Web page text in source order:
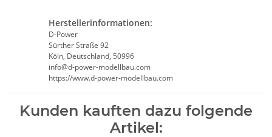
Herstellerinformationen:
D-Power
Sürther Straße 92
Köln, Deutschland, 50996
info@d-power-modellbau.com
https://www.d-power-modellbau.com
Kunden kauften dazu folgende
Artikel: